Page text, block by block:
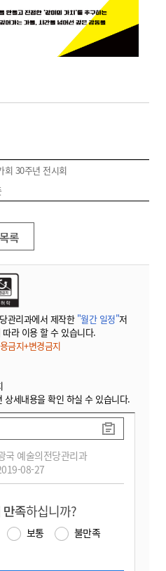
회 30주년 전시회
목록
관리과에서 제작한 "월간 일정"저
따라 이용 할 수 있습니다.
금지+변경금지
세내용을 확인 하실 수 있습니다.
국 예술의전당관리과
08-27
만족하십니까?
보통
불만족